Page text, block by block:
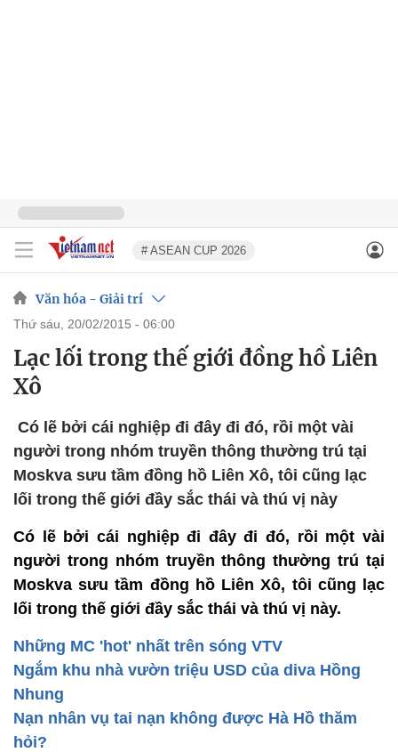
# ASEAN CUP 2026
Văn hóa - Giải trí
thứ sáu, 20/02/2015 - 06:00
Lạc lối trong thế giới đồng hồ Liên
Xô
Có lẽ bởi cái nghiệp đi đây đi đó, rồi một vài
người trong nhóm truyền thông thường trú tại
Moskva sưu tầm đồng hồ Liên Xô, tôi cũng lạc
lối trong thế giới đầy sắc thái và thú vị này
Có lẽ bởi cái nghiệp đi đây đi đó, rồi một vài
người trong nhóm truyền thông thường trú tại
Moskva sưu tầm đồng hồ Liên Xô, tôi cũng lạc
lối trong thế giới đầy sắc thái và thú vị này.
Những MC 'hot' nhất trên sóng VTV
Ngắm khu nhà vườn triệu USD của diva Hồng
Nhung
Nạn nhân vụ tai nạn không được Hà Hồ thăm
hỏi?